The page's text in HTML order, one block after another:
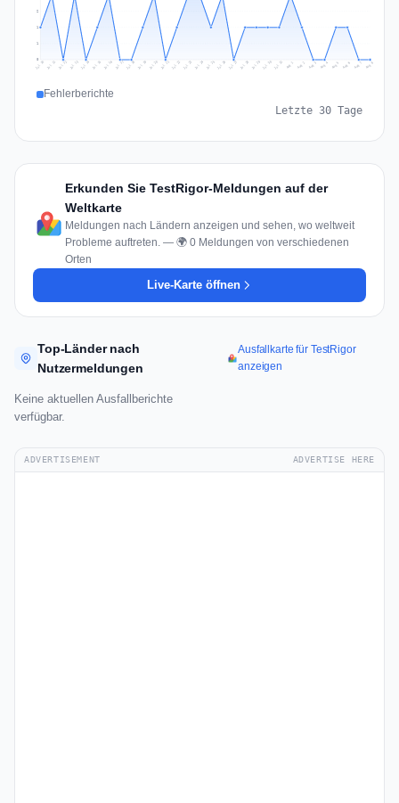
1
1
2
Jul 10 Jul 11 Jul 12 Jul 13 Jul 14 Jul 15 Jul 16 Jul 17 Jul 18 Jul 19 Jul 20 Jul 21 Jul 22 Jul 23 Jul 24 Jul 25 Jul 26 Jul 27 Jul 28 Jul 29 Jul 30 Jul 31 Aug 1 Aug 2 Aug 3 Aug 4 Aug 5 Aug 6 Aug 7 Aug 8
Fehlerberichte
Letzte 30 Tage
Erkunden Sie TestRigor-Meldungen auf der
Weltkarte
Meldungen nach Ländern anzeigen und sehen, wo weltweit
Probleme auftreten. — 🌍 0 Meldungen von verschiedenen
Orten
Live-Karte öffnen
Top-Länder nach
Nutzermeldungen
Ausfallkarte für TestRigor
anzeigen
Keine aktuellen Ausfallberichte
verfügbar.
ADVERTISEMENT ADVERTISE HERE